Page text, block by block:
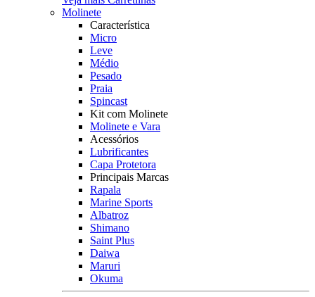
Molinete
Característica
Micro
Leve
Médio
Pesado
Praia
Spincast
Kit com Molinete
Molinete e Vara
Acessórios
Lubrificantes
Capa Protetora
Principais Marcas
Rapala
Marine Sports
Albatroz
Shimano
Saint Plus
Daiwa
Maruri
Okuma